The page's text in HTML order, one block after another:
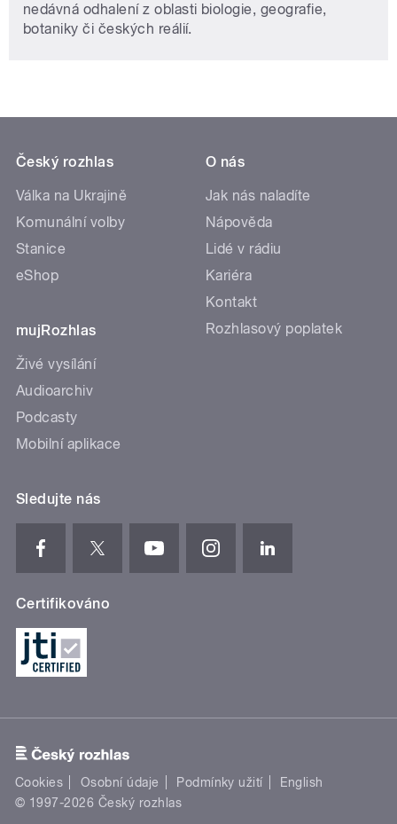
nedávná odhalení z oblasti biologie, geografie,
botaniky či českých reálií.
Český rozhlas
Válka na Ukrajině
Komunální volby
Stanice
eShop
mujRozhlas
Živé vysílání
Audioarchiv
Podcasty
Mobilní aplikace
O nás
Jak nás naladíte
Nápověda
Lidé v rádiu
Kariéra
Kontakt
Rozhlasový poplatek
Sledujte nás
Certifikováno
Cookies Osobní údaje Podmínky užití
English
© 1997-2026 Český rozhlas